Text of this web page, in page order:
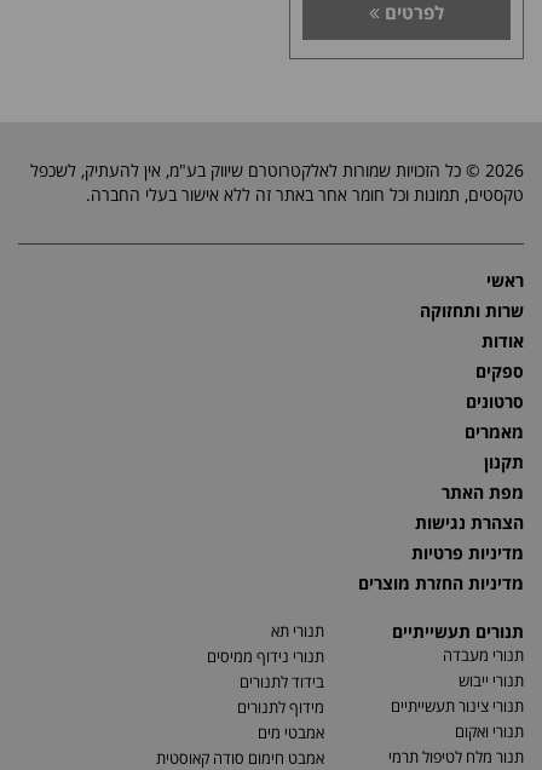
לפרטים
2026 © כל הזכויות שמורות לאלקטרוטרם שיווק בע"מ, אין להעתיק, לשכפל
טקסטים, תמונות וכל חומר אחר באתר זה ללא אישור בעלי החברה.
ראשי
שרות ותחזוקה
אודות
ספקים
סרטונים
מאמרים
תקנון
מפת האתר
הצהרת נגישות
מדיניות פרטיות
מדיניות החזרת מוצרים
תנורים תעשייתיים
תנורי מעבדה
תנורי ייבוש
תנורי צינור תעשייתיים
תנורי ואקום
תנור מלח לטיפול תרמי
תנורי תא
תנורי נידוף ממיסים
בידוד לתנורים
מידוף לתנורים
אמבטי מים
אמבט חימום סודה קאוסטית